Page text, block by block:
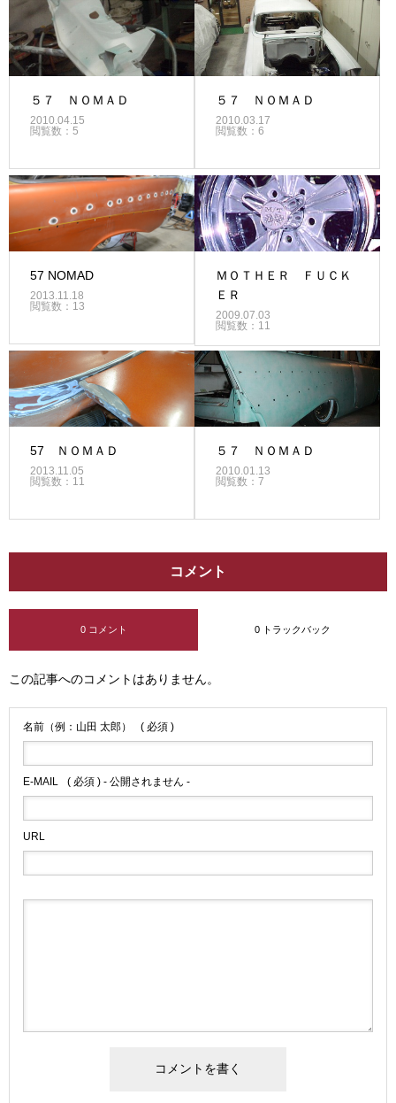
５７ ＮＯＭＡＤ
2010.04.15
閲覧数：5
５７ ＮＯＭＡＤ
2010.03.17
閲覧数：6
57 NOMAD
2013.11.18
閲覧数：13
ＭＯＴＨＥＲ ＦＵＣＫ
ＥＲ
2009.07.03
閲覧数：11
57 ＮＯＭＡＤ
2013.11.05
閲覧数：11
５７ ＮＯＭＡＤ
2010.01.13
閲覧数：7
コメント
0 コメント 0 トラックバック
この記事へのコメントはありません。
名前（例：山田 太郎） ( 必須 )
E-MAIL ( 必須 ) - 公開されません -
URL